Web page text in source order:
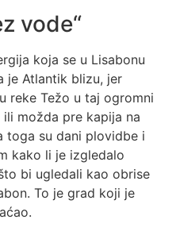
vode“
koja se u Lisabonu
je Atlantik blizu, jer
reke Težo u taj ogromni
možda pre kapija na
toga su dani plovidbe i
kako li je izgledalo
bi ugledali kao obrise
To je grad koji je